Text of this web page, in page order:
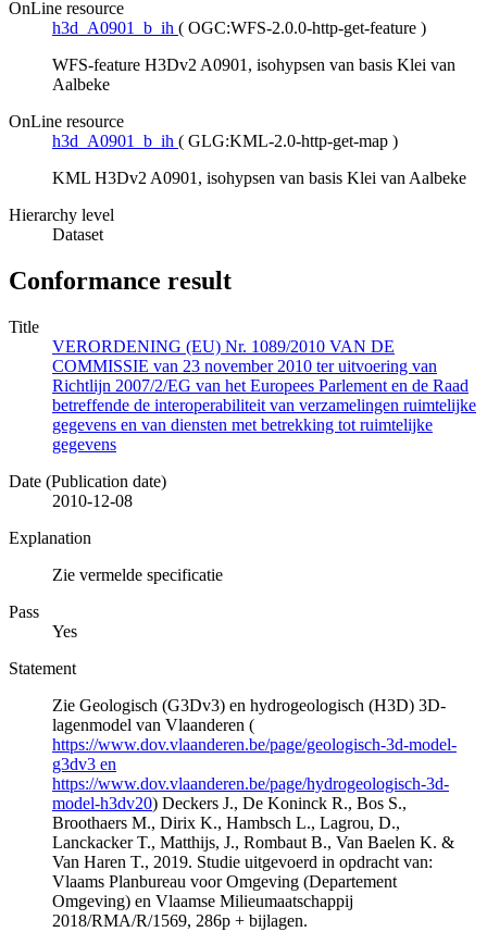
OnLine resource
h3d_A0901_b_ih ( OGC:WFS-2.0.0-http-get-feature )
WFS-feature H3Dv2 A0901, isohypsen van basis Klei van
Aalbeke
OnLine resource
h3d_A0901_b_ih ( GLG:KML-2.0-http-get-map )
KML H3Dv2 A0901, isohypsen van basis Klei van Aalbeke
Hierarchy level
Dataset
Conformance result
Title
VERORDENING (EU) Nr. 1089/2010 VAN DE
COMMISSIE van 23 november 2010 ter uitvoering van
Richtlijn 2007/2/EG van het Europees Parlement en de Raad
betreffende de interoperabiliteit van verzamelingen ruimtelijke
gegevens en van diensten met betrekking tot ruimtelijke
gegevens
Date (Publication date)
2010-12-08
Explanation
Zie vermelde specificatie
Pass
Yes
Statement
Zie Geologisch (G3Dv3) en hydrogeologisch (H3D) 3D-
lagenmodel van Vlaanderen (
https://www.dov.vlaanderen.be/page/geologisch-3d-model-
g3dv3 en
https://www.dov.vlaanderen.be/page/hydrogeologisch-3d-
model-h3dv20) Deckers J., De Koninck R., Bos S.,
Broothaers M., Dirix K., Hambsch L., Lagrou, D.,
Lanckacker T., Matthijs, J., Rombaut B., Van Baelen K. &
Van Haren T., 2019. Studie uitgevoerd in opdracht van:
Vlaams Planbureau voor Omgeving (Departement
Omgeving) en Vlaamse Milieumaatschappij
2018/RMA/R/1569, 286p + bijlagen.